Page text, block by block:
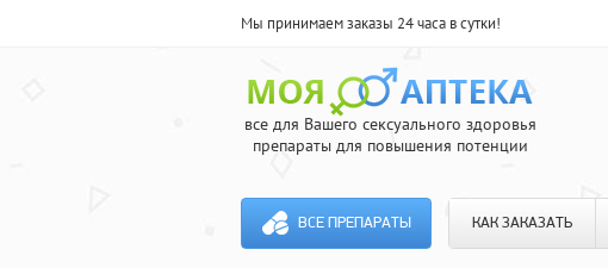
Мы принимаем заказы 24 часа в сутки!
все для Вашего сексуального здоровья
препараты для повышения потенции
ВСЕ ПРЕПАРАТЫ КАК ЗАКАЗАТЬ